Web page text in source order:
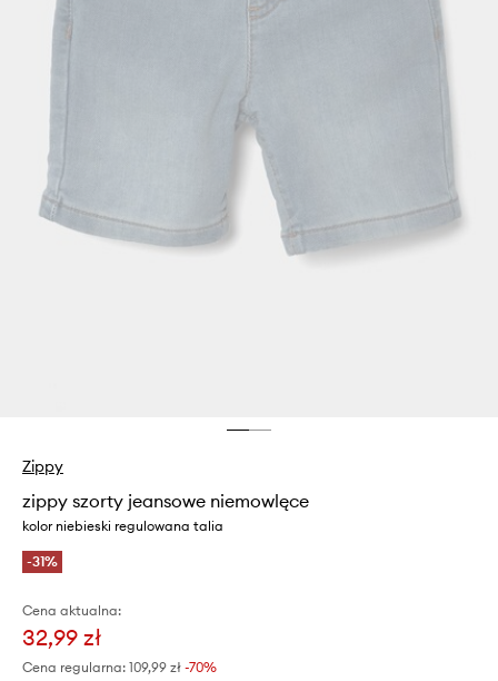
Zippy
zippy szorty jeansowe niemowlęce
kolor niebieski regulowana talia
-31%
Cena aktualna:
32,99 zł
Cena regularna: 109,99 zł -70%